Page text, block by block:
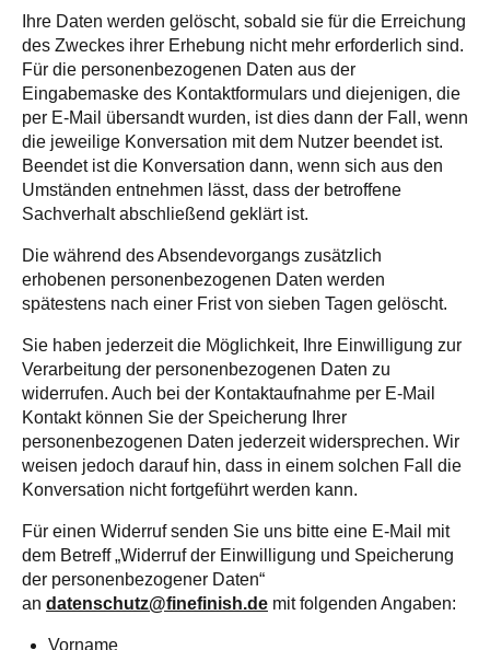
Ihre Daten werden gelöscht, sobald sie für die Erreichung
des Zweckes ihrer Erhebung nicht mehr erforderlich sind.
Für die personenbezogenen Daten aus der
Eingabemaske des Kontaktformulars und diejenigen, die
per E-Mail übersandt wurden, ist dies dann der Fall, wenn
die jeweilige Konversation mit dem Nutzer beendet ist.
Beendet ist die Konversation dann, wenn sich aus den
Umständen entnehmen lässt, dass der betroffene
Sachverhalt abschließend geklärt ist.
Die während des Absendevorgangs zusätzlich
erhobenen personenbezogenen Daten werden
spätestens nach einer Frist von sieben Tagen gelöscht.
Sie haben jederzeit die Möglichkeit, Ihre Einwilligung zur
Verarbeitung der personenbezogenen Daten zu
widerrufen. Auch bei der Kontaktaufnahme per E-Mail
Kontakt können Sie der Speicherung Ihrer
personenbezogenen Daten jederzeit widersprechen. Wir
weisen jedoch darauf hin, dass in einem solchen Fall die
Konversation nicht fortgeführt werden kann.
Für einen Widerruf senden Sie uns bitte eine E-Mail mit
dem Betreff „Widerruf der Einwilligung und Speicherung
der personenbezogener Daten“
an datenschutz@finefinish.de mit folgenden Angaben:
Vorname